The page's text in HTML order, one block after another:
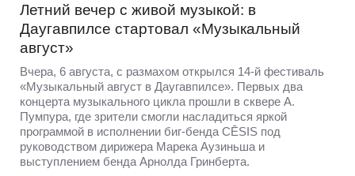
Летний вечер с живой музыкой: в
Даугавпилсе стартовал «Музыкальный
август»
Вчера, 6 августа, с размахом открылся 14-й фестиваль
«Музыкальный август в Даугавпилсе». Первых два
концерта музыкального цикла прошли в сквере А.
Пумпура, где зрители смогли насладиться яркой
программой в исполнении биг-бенда CĒSIS под
руководством дирижера Марека Аузиньша и
выступлением бенда Арнолда Гринберта.